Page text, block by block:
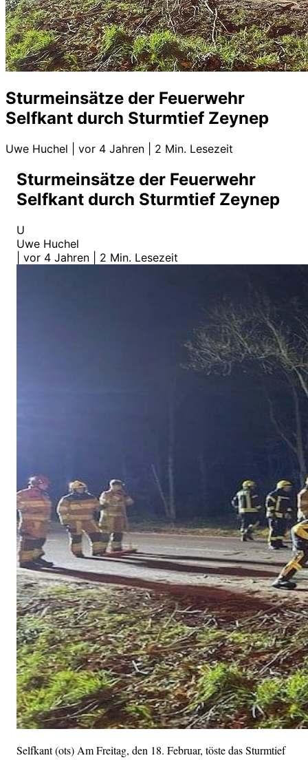
Sturmeinsätze der Feuerwehr
Selfkant durch Sturmtief Zeynep
Uwe Huchel vor 4 Jahren 2 Min. Lesezeit
Sturmeinsätze der Feuerwehr
Selfkant durch Sturmtief Zeynep
U
Uwe Huchel
vor 4 Jahren 2 Min. Lesezeit
Selfkant (ots) Am Freitag, den 18. Februar, töste das Sturmtief